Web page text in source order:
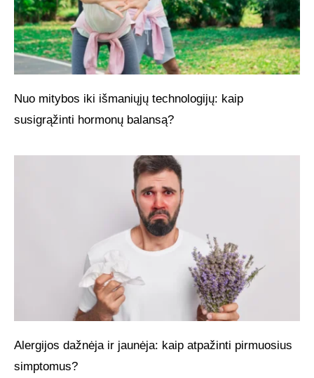
Nuo mitybos iki išmaniųjų technologijų: kaip
susigrąžinti hormonų balansą?
Alergijos dažnėja ir jaunėja: kaip atpažinti pirmuosius
simptomus?